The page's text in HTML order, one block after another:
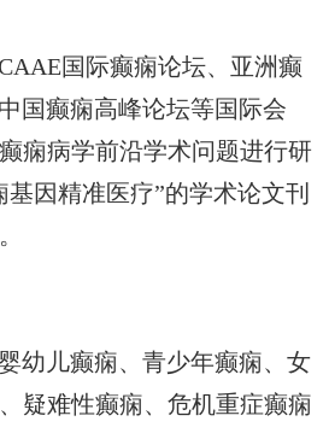
国际癫痫论坛、亚洲癫
国癫痫高峰论坛等国际会
痫病学前沿学术问题进行研
因精准医疗”的学术论文刊
幼儿癫痫、青少年癫痫、女
疑难性癫痫、危机重症癫痫